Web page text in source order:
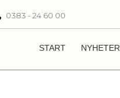
0383 - 24 60 00
START NYHETER